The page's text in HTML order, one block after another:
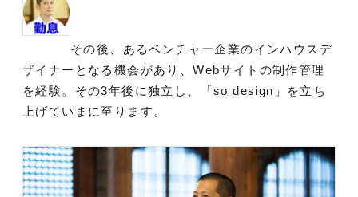
その後、あるベンチャー企業のインハウスデ
ザイナーとなる機会があり、Webサイトの制作管理
を経験。その3年後に独立し、「so design」を立ち
上げていまに至ります。